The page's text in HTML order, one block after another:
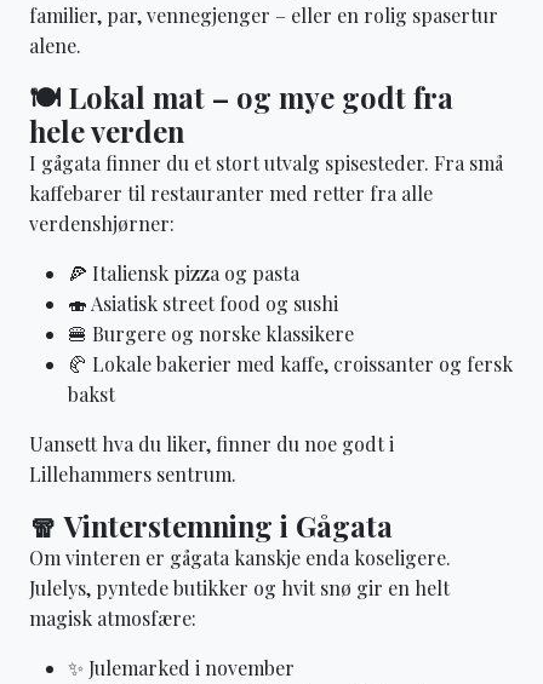
familier, par, vennegjenger – eller en rolig spasertur
alene.
🍽️ Lokal mat – og mye godt fra
hele verden
I gågata finner du et stort utvalg spisesteder. Fra små
kaffebarer til restauranter med retter fra alle
verdenshjørner:
🍕 Italiensk pizza og pasta
🍣 Asiatisk street food og sushi
🍔 Burgere og norske klassikere
🥐 Lokale bakerier med kaffe, croissanter og fersk
bakst
Uansett hva du liker, finner du noe godt i
Lillehammers sentrum.
🧣 Vinterstemning i Gågata
Om vinteren er gågata kanskje enda koseligere.
Julelys, pyntede butikker og hvit snø gir en helt
magisk atmosfære:
✨ Julemarked i november